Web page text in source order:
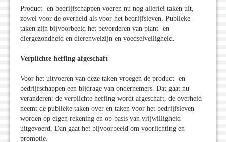
Product- en bedrijfschappen voeren nu nog allerlei taken uit,
zowel voor de overheid als voor het bedrijfsleven. Publieke
taken zijn bijvoorbeeld het bevorderen van plant- en
diergezondheid en dierenwelzijn en voedselveiligheid.
Verplichte heffing afgeschaft
Voor het uitvoeren van deze taken vroegen de product- en
bedrijfschappen een bijdrage van ondernemers. Dat gaat nu
veranderen: de verplichte heffing wordt afgeschaft, de overheid
neemt de publieke taken over en taken voor het bedrijfsleven
worden op eigen rekening en op basis van vrijwilligheid
uitgevoerd. Dan gaat het bijvoorbeeld om voorlichting en
promotie.